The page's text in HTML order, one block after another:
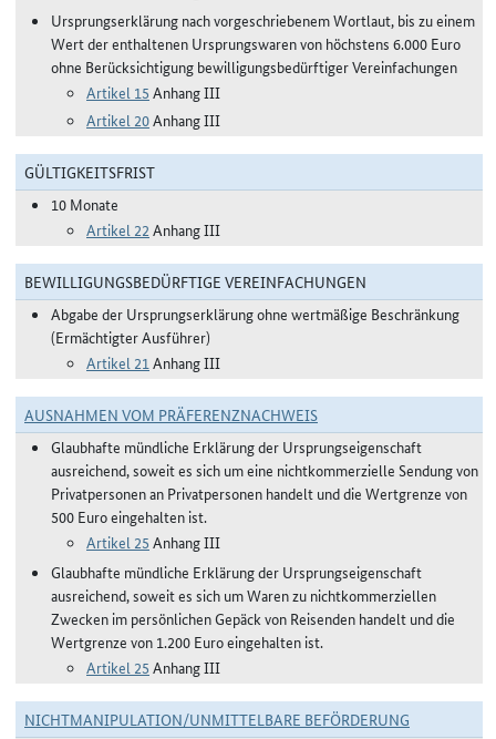
Ursprungserklärung nach vorgeschriebenem Wortlaut, bis zu einem
Wert der enthaltenen Ursprungswaren von höchstens 6.000 Euro
ohne Berücksichtigung bewilligungsbedürftiger Vereinfachungen
Artikel 15 Anhang III
Artikel 20Anhang III
GÜLTIGKEITSFRIST
10 Monate
Artikel 22 Anhang III
BEWILLIGUNGSBEDÜRFTIGE VEREINFACHUNGEN
Abgabe der Ursprungserklärung ohne wertmäßige Beschränkung
(Ermächtigter Ausführer)
Artikel 21Anhang III
AUSNAHMEN VOM PRÄFERENZNACHWEIS
Glaubhafte mündliche Erklärung der Ursprungseigenschaft
ausreichend, soweit es sich um eine nichtkommerzielle Sendung von
Privatpersonen an Privatpersonen handelt und die Wertgrenze von
500 Euro eingehalten ist.
Artikel 25 Anhang III
Glaubhafte mündliche Erklärung der Ursprungseigenschaft
ausreichend, soweit es sich um Waren zu nichtkommerziellen
Zwecken im persönlichen Gepäck von Reisenden handelt und die
Wertgrenze von 1.200 Euro eingehalten ist.
Artikel 25 Anhang III
NICHTMANIPULATION/UNMITTELBARE BEFÖRDERUNG